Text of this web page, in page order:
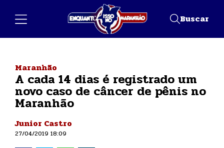
Buscar
Maranhão
A cada 14 dias é registrado um
novo caso de câncer de pênis no
Maranhão
Junior Castro
27/04/2019 18:09